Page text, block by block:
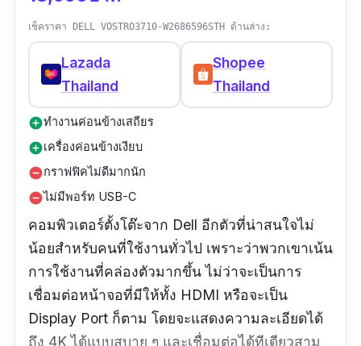
เช็คราคา DELL VOSTRO3710-W2686596STH ด้านล่าง:
Lazada
Thailand
Shopee
Thailand
add_circleทำงานค่อนข้างเสถียร
add_circleเครื่องค่อนข้างเงียบ
remove_circleกราฟฟิคไม่ดีมากนัก
remove_circleไม่มีพอร์ท USB-C
คอมพิวเตอร์ตั้งโต๊ะจาก Dell อีกตัวที่น่าสนใจไม่
น้อยสำหรับคนที่ใช้งานทั่วไป เพราะว่าพวกเขาเน้น
การใช้งานที่คล่องตัวมากขึ้น ไม่ว่าจะเป็นการ
เชื่อมต่อหน้าจอที่มีให้ทั้ง HDMI หรือจะเป็น
Display Port ก็ตาม โดยจะแสดงความละเอียดได้
ถึง 4K ได้แบบสบาย ๆ และเชื่อมต่อได้ทีเดียวสาม